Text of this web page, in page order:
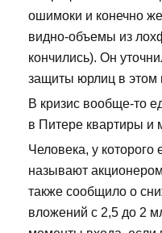
ошимоки и конечно
видно-объемы из
кончились). Он
защиты юрлиц в этом
В кризис вообще-то
в Питере квартиры и
Человека, у которого
называют
также сообщило о
вложений с 2,5 до 2